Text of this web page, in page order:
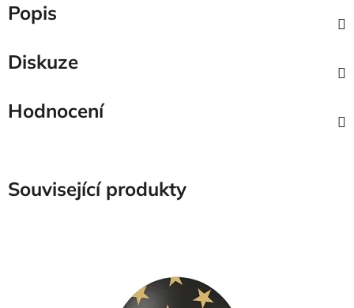
Popis
Diskuze
Hodnocení
Související produkty